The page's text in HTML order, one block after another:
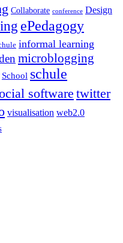
Collaborate conference Design
ePedagogy
informal learning
microblogging
School schule
software twitter
visualisation web2.0